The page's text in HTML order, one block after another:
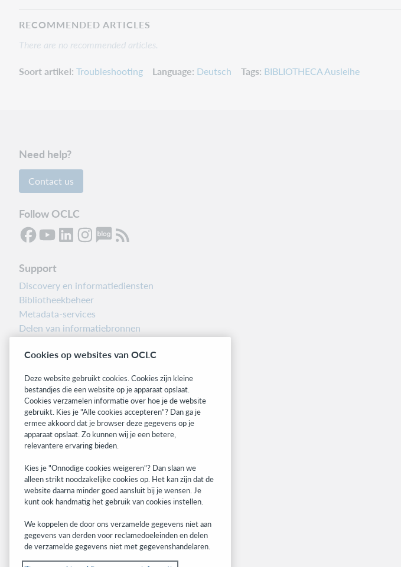
RECOMMENDED ARTICLES
There are no recommended articles.
Soort artikel Troubleshooting Language Deutsch Tags BIBLIOTHECA Ausleihe
Need help?
Contact us
Follow OCLC
Support
Discovery en informatiediensten
Bibliotheekbeheer
Metadata-services
Delen van informatiebronnen
Informatie over releases
Related sites
OCLC.org
BibFormats
Community
WebJunction
Developer Network
Get the latest product updates, research,
events, and much more—right to your inbox.
Cookies op websites van OCLC
Deze website gebruikt cookies. Cookies zijn kleine
bestandjes die een website op je apparaat opslaat.
Cookies verzamelen informatie over hoe je de website
gebruikt. Kies je "Alle cookies accepteren"? Dan ga je
ermee akkoord dat je browser deze gegevens op je
apparaat opslaat. Zo kunnen wij je een betere,
relevantere ervaring bieden.
Kies je "Onnodige cookies weigeren"? Dan slaan we
alleen strikt noodzakelijke cookies op. Het kan zijn dat de
website daarna minder goed aansluit bij je wensen. Je
kunt ook handmatig het gebruik van cookies instellen.
We koppelen de door ons verzamelde gegevens niet aan
gegevens van derden voor reclamedoeleinden en delen
de verzamelde gegevens niet met gegevenshandelaren.